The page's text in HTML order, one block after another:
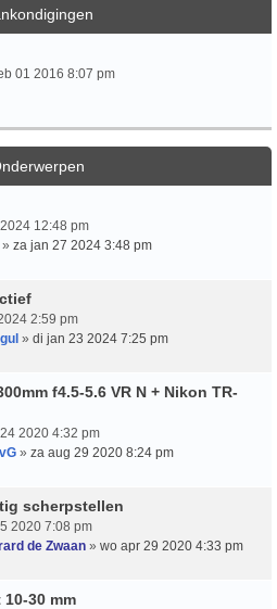
01 2016 8:07 pm
12:48 pm
» za jan 27 2024 3:48 pm
2:59 pm
» di jan 23 2024 7:25 pm
f4.5-5.6 VR N + Nikon TR-
2020 4:32 pm
» za aug 29 2020 8:24 pm
scherpstellen
2020 7:08 pm
de Zwaan » wo apr 29 2020 4:33 pm
30 mm